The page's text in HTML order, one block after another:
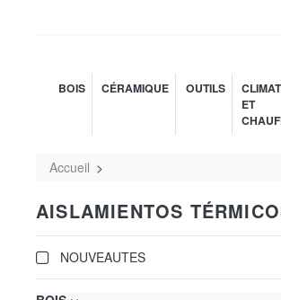
BOIS CÉRAMIQUE OUTILS
ET
Accueil
AISLAMIENTOS
NOUVEAUTES